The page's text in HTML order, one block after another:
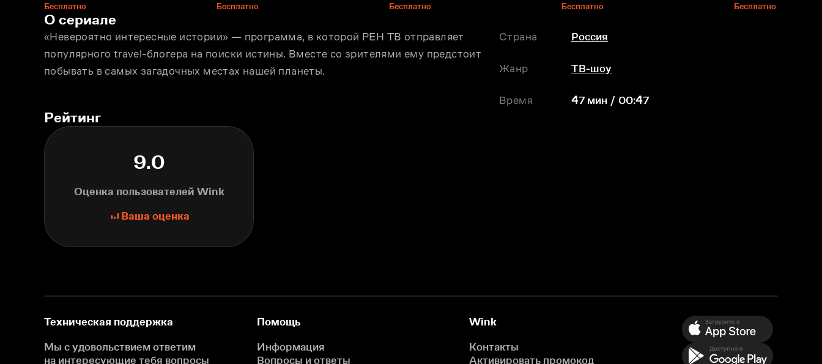
Бесплатно Бесплатно Бесплатно Бесплатно Бесплатно
О сериале
«Невероятно интересные истории» — программа, в которой РЕН ТВ отправляет
популярного travel-блогера на поиски истины. Вместе со зрителями ему предстоит
побывать в самых загадочных местах нашей планеты.
Страна Россия
Жанр ТВ-шоу
Время 47 мин / 00:47
Рейтинг
9.0
Оценка пользователей Wink
Ваша оценка
Техническая поддержка
Мы с удовольствием ответим
на интересующие тебя вопросы
Помощь
Информация
Вопросы и ответы
Wink
Контакты
Активировать промокод